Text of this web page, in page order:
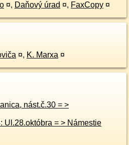
¤, Daňový úrad ¤, FaxCopy ¤
¤, K. Marxa ¤
nást.č.30 = >
= > Námestie